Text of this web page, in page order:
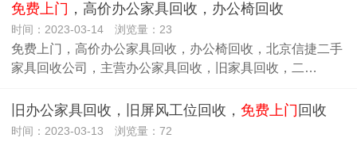
免费上门 ，高价办公家具回收，办公椅回收
时间：2023-03-14 浏览量：23
免费上门，高价办公家具回收，办公椅回收，北京信捷二手
家具回收公司，主营办公家具回收，旧家具回收，二…
旧办公家具回收，旧屏风工位回收， 免费上门 回收
时间：2023-03-13 浏览量：72